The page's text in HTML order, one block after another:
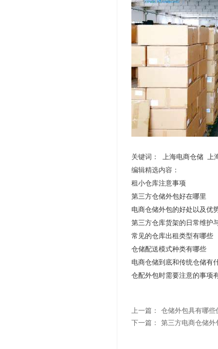
关键词： 上海电商仓储 上
编辑精选内容：
租小仓库注意事项
第三方仓储外包好在哪里
电商仓储外包的好处以及优
第三方仓库货架的日常维护
常见的仓库出租类型有哪些
仓储配送模式种类有哪些
电商仓储到底和传统仓储有
仓配外包时需要注意的事项
上一篇：
仓储外包具有哪些
下一篇：
第三方电商仓储外